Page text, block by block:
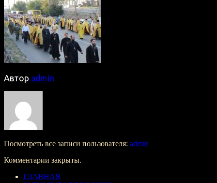
Автор admin
Посмотреть все записи пользователя: admin
Комментарии закрыты.
ГЛАВНАЯ